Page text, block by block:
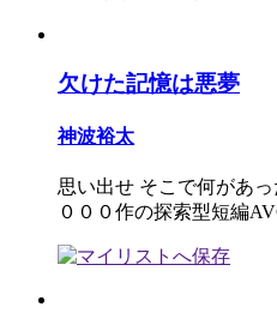
欠けた記憶は悪夢
神波裕太
思い出せ そこで何があ
０００作の探索型短編